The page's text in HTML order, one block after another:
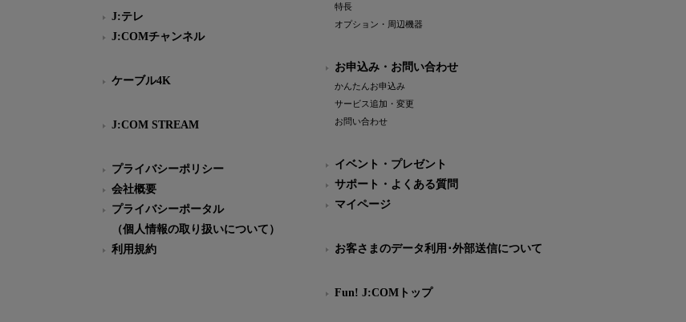
J:テレ
J:COMチャンネル
ケーブル4K
J:COM STREAM
プライバシーポリシー
会社概要
プライバシーポータル
（個人情報の取り扱いについて）
利用規約
特長
オプション・周辺機器
お申込み・お問い合わせ
かんたんお申込み
サービス追加・変更
お問い合わせ
イベント・プレゼント
サポート・よくある質問
マイページ
お客さまのデータ利用･外部送信について
Fun! J:COMトップ